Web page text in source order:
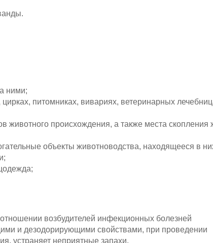
ними;
питомниках, вивариях, ветеринарных
животного происхождения, а также места скопления
объекты животноводства, находящееся в
возбудителей инфекционных болезней
и дезодорирующими свойствами, при проведении
устраняет неприятные запахи.